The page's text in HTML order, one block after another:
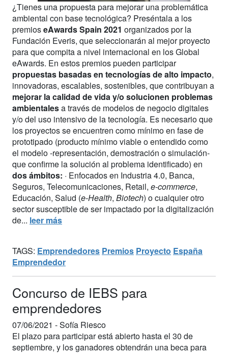
¿Tienes una propuesta para mejorar una problemática
ambiental con base tecnológica? Preséntala a los
premioseAwards Spain 2021 organizados por la
Fundación Everis, que seleccionarán al mejor proyecto
para que compita a nivel internacional en los Global
eAwards. En estos premios pueden participar
propuestas basadas en tecnologías de alto impacto,
innovadoras, escalables, sostenibles, que contribuyan a
mejorar la calidad de vida y/o solucionen problemas
ambientalesa través de modelos de negocio digitales
y/o del uso intensivo de la tecnología. Es necesario que
los proyectos se encuentren como mínimo en fase de
prototipado (producto mínimo viable o entendido como
el modelo -representación, demostración o simulación-
que confirme la solución al problema identificado) en
dos ámbitos: · Enfocados en Industria 4.0, Banca,
Seguros, Telecomunicaciones, Retail, e-commerce,
Educación, Salud (e-Health, Biotech) o cualquier otro
sector susceptible de ser impactado por la digitalización
de... leer más
TAGS: Emprendedores Premios Proyecto España
Emprendedor
Concurso de IEBS para
emprendedores
07/06/2021 -Sofía Riesco
El plazo para participar está abierto hasta el 30 de
septiembre, y los ganadores obtendrán una beca para